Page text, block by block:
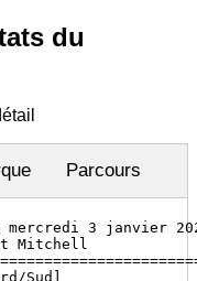
du
Parcours
mercredi 3 janvier
Mitchell
Nord/Sud]